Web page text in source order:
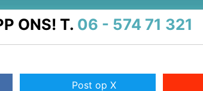
ONS! T. 06 - 574 71 321
Post op X